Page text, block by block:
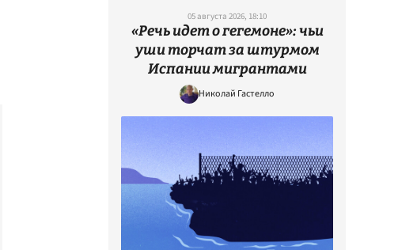
05 августа 2026, 18:10
«Речь идет о гегемоне»: чьи
уши торчат за штурмом
Испании мигрантами
Николай Гастелло